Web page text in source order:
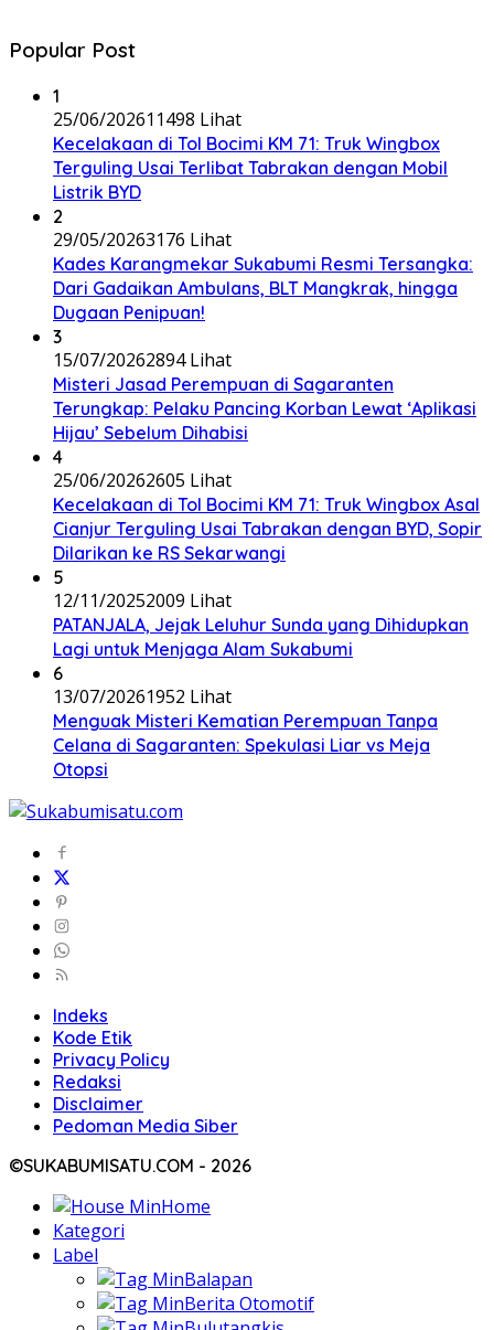
Popular Post
1
25/06/202611498 Lihat
Kecelakaan di Tol Bocimi KM 71: Truk Wingbox
Terguling Usai Terlibat Tabrakan dengan Mobil
Listrik BYD
2
29/05/20263176 Lihat
Kades Karangmekar Sukabumi Resmi Tersangka:
Dari Gadaikan Ambulans, BLT Mangkrak, hingga
Dugaan Penipuan!
3
15/07/20262894 Lihat
Misteri Jasad Perempuan di Sagaranten
Terungkap: Pelaku Pancing Korban Lewat ‘Aplikasi
Hijau’ Sebelum Dihabisi
4
25/06/20262605 Lihat
Kecelakaan di Tol Bocimi KM 71: Truk Wingbox Asal
Cianjur Terguling Usai Tabrakan dengan BYD, Sopir
Dilarikan ke RS Sekarwangi
5
12/11/20252009 Lihat
PATANJALA, Jejak Leluhur Sunda yang Dihidupkan
Lagi untuk Menjaga Alam Sukabumi
6
13/07/20261952 Lihat
Menguak Misteri Kematian Perempuan Tanpa
Celana di Sagaranten: Spekulasi Liar vs Meja
Otopsi
Indeks
Kode Etik
Privacy Policy
Redaksi
Disclaimer
Pedoman Media Siber
©SUKABUMISATU.COM - 2026
Home
Kategori
Label
Balapan
Berita Otomotif